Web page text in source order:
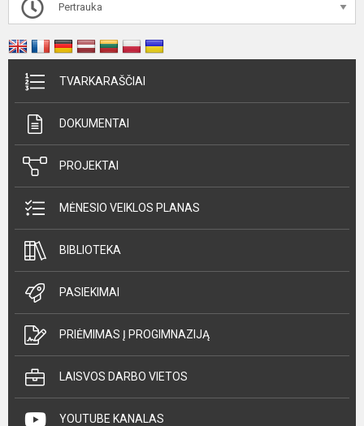
Pertrauka
TVARKARAŠČIAI
DOKUMENTAI
PROJEKTAI
MĖNESIO VEIKLOS PLANAS
BIBLIOTEKA
PASIEKIMAI
PRIĖMIMAS Į PROGIMNAZIJĄ
LAISVOS DARBO VIETOS
YOUTUBE KANALAS